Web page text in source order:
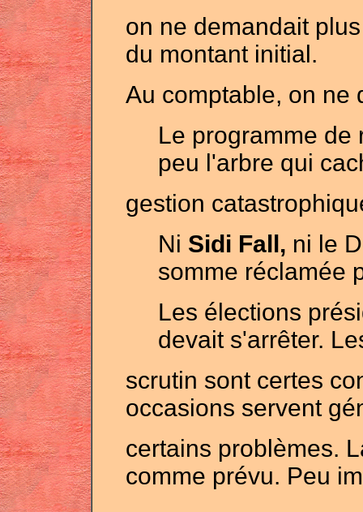
on ne demandait
du montant initial.
Au comptable, on ne
Le programme de
peu l'arbre qui
gestion
Ni Sidi Fall, ni le
somme réclamée
Les élections
devait s'arrêter.
scrutin sont certes
occasions servent
certains problèmes.
comme prévu. Peu